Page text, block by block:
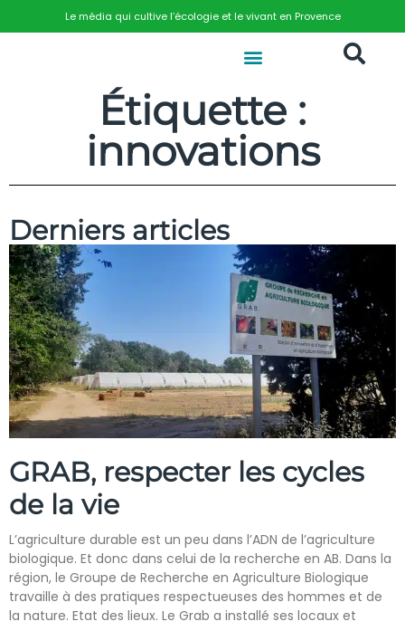
Le média qui cultive l’écologie et le vivant en Provence
Étiquette :
innovations
Derniers articles
GRAB, respecter les cycles
de la vie
L’agriculture durable est un peu dans l’ADN de l’agriculture
biologique. Et donc dans celui de la recherche en AB. Dans la
région, le Groupe de Recherche en Agriculture Biologique
travaille à des pratiques respectueuses des hommes et de
la nature. Etat des lieux. Le Grab a installé ses locaux et